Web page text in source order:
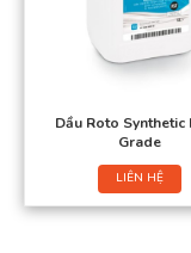
Dầu Roto Synthetic
Grade
LIÊN HỆ